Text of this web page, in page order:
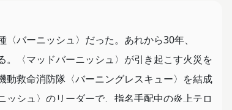
バーニッシュ〉だった。あれから30年、
。〈マッドバーニッシュ〉が引き起こす火災を
救命消防隊〈バーニングレスキュー〉を結成
シュ〉のリーダーで、指名手配中の炎上テロ